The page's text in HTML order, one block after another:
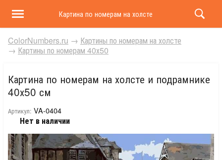
Картина по номерам на холсте и подрамнике 40х50
ColorNumbers.ru → Картины по номерам на холсте
→ Картины по номерам 40х50
Картина по номерам на холсте и подрамнике
40х50 см
Артикул: VA-0404
Нет в наличии